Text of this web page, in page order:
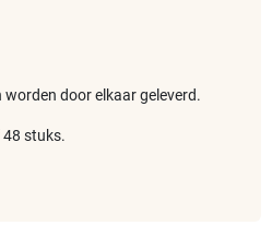
door elkaar geleverd.
stuks.